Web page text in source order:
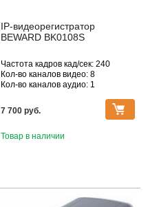
IP-видеорегистратор
BEWARD BK0108S
Частота кадров кад/сек: 240
Кол-во каналов видео: 8
Кол-во каналов аудио: 1
разрешение, Мпикс: 1920x1080
7 700 pуб.
Товар в наличии